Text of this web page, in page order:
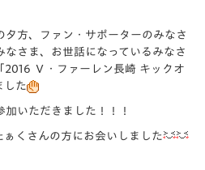
夕方、ファン・サポーターのみなさ
なさま、お世話になっているみなさ
2016 Ｖ・ファーレン長崎 キックオ
した
いただきました！！！
ぁくさんの方にお会いしました